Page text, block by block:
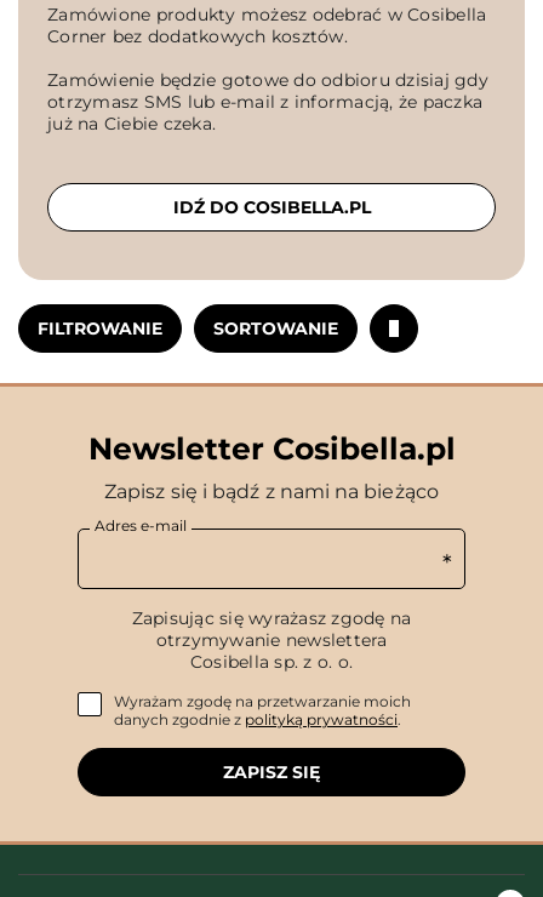
FILTROWANIE SORTOWANIE
Zamówione produkty możesz odebrać w Cosibella
Corner bez dodatkowych kosztów.
Zamówienie będzie gotowe do odbioru dzisiaj gdy
otrzymasz SMS lub e-mail z informacją, że paczka
już na Ciebie czeka.
IDŹ DO COSIBELLA.PL
Newsletter Cosibella.pl
Zapisz się i bądź z nami na bieżąco
Adres e-mail
Zapisując się wyrażasz zgodę na
otrzymywanie newslettera
Cosibella sp. z o. o.
Wyrażam zgodę na przetwarzanie moich
danych zgodnie z polityką prywatności.
ZAPISZ SIĘ